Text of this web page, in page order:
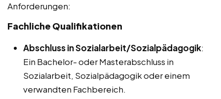
Anforderungen:
Fachliche Qualifikationen
Abschluss in Sozialarbeit/Sozialpädagogik:
Ein Bachelor- oder Masterabschluss in
Sozialarbeit, Sozialpädagogik oder einem
verwandten Fachbereich.